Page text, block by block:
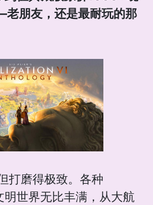
朋友，还是最耐玩的那
打磨得极致。各种
世界无比丰满，从大航